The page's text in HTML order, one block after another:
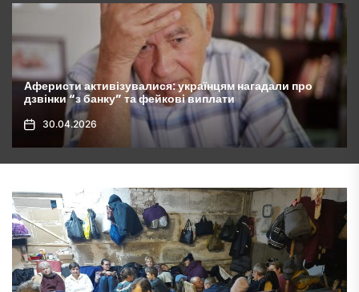
Комунальні платежі зростуть у 10 разів: українці
будуть покривати витрати сусідів
30.04.2026